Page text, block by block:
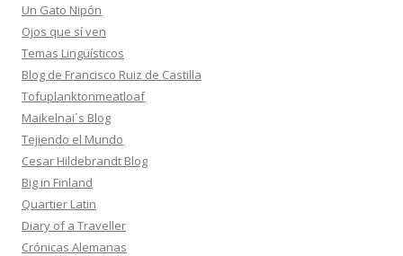
Un Gato Nipón
Ojos que sí ven
Temas Lingüísticos
Blog de Francisco Ruiz de Castilla
Tofuplanktonmeatloaf
Maikelnai´s Blog
Tejiendo el Mundo
Cesar Hildebrandt Blog
Big in Finland
Quartier Latin
Diary of a Traveller
Crónicas Alemanas